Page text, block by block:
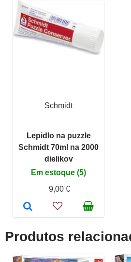
Schmidt
Lepidlo na puzzle
Schmidt 70ml na 2000
dielikov
Em estoque (5)
9,00 €
Produtos